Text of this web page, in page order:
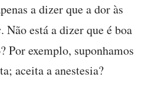
a dizer que a dor às
. Não está a dizer que é boa
Por exemplo, suponhamos
aceita a anestesia?